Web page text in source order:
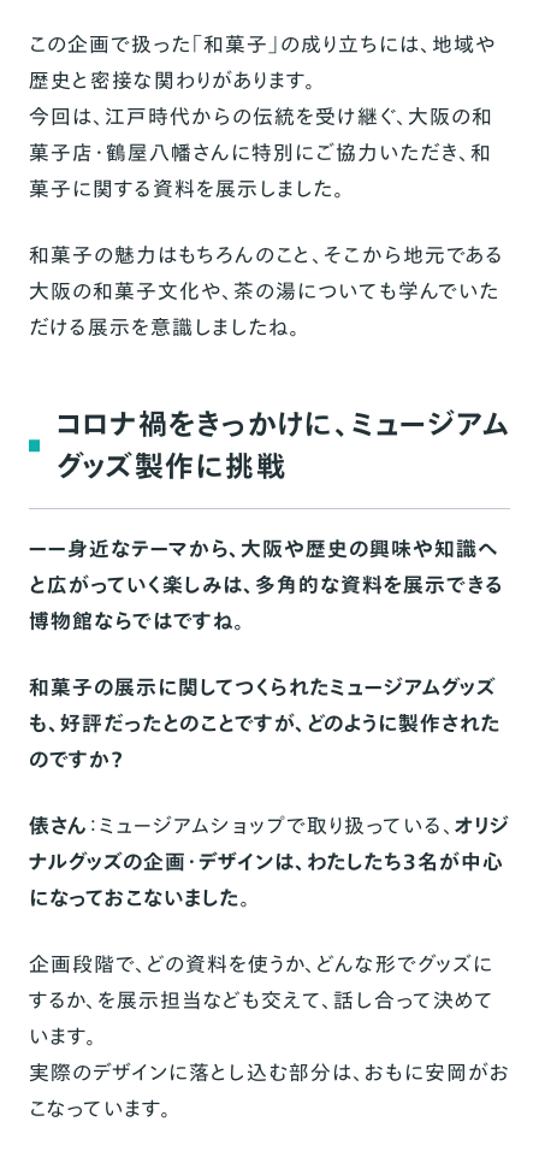
この企画で扱った「和菓子」の成り立ちには、地域や
歴史と密接な関わりがあります。
今回は、江戸時代からの伝統を受け継ぐ、大阪の和
菓子店・鶴屋八幡さんに特別にご協力いただき、和
菓子に関する資料を展示しました。
和菓子の魅力はもちろんのこと、そこから地元である
大阪の和菓子文化や、茶の湯についても学んでいた
だける展示を意識しましたね。
コロナ禍をきっかけに、ミュージアム
グッズ製作に挑戦
ーー身近なテーマから、大阪や歴史の興味や知識へ
と広がっていく楽しみは、多角的な資料を展示できる
博物館ならではですね。
和菓子の展示に関してつくられたミュージアムグッズ
も、好評だったとのことですが、どのように製作された
のですか？
俵さん ：ミュージアムショップで取り扱っている、 オリジ
ナルグッズの企画・デザインは、わたしたち3名が中心
になっておこないました。
企画段階で、どの資料を使うか、どんな形でグッズに
するか、を展示担当なども交えて、話し合って決めて
います。
実際のデザインに落とし込む部分は、おもに安岡がお
こなっています。